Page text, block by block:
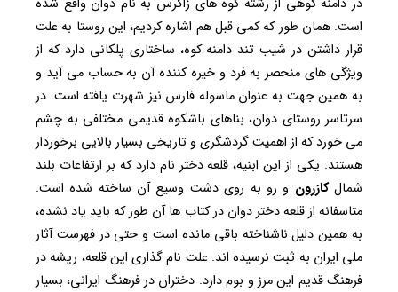
است. همان طور که کمی قبل هم اشاره کردیم، این روستا به علت
قرار داشتن در شیب تند دامنه کوه، ساختاری پلکانی دارد که از
ویژگی های منحصر به فرد و خیره کننده آن به حساب می آید و
به همین جهت به عنوان ماسوله فارس نیز شهرت یافته است. در
سرتاسر روستای دوان، بناهای باشکوه قدیمی مختلفی به چشم
می خورد که از اهمیت گردشگری و تاریخی بسیار بالایی برخوردار
هستند. یکی از این ابنیه، قلعه دختر نام دارد که بر ارتفاعات بلند
شمالکازرون و رو به روی دشت وسیع آن ساخته شده است.
متاسفانه از قلعه دختر دوان در کتاب ها آن طور که باید یاد نشده،
به همین دلیل ناشناخته باقی مانده است و حتی در فهرست آثار
ملی ایران به ثبت نرسیده اند. علت نام گذاری این قلعه، ریشه در
فرهنگ قدیم این مرز و بوم دارد. دختران در فرهنگ ایرانی، بسیار